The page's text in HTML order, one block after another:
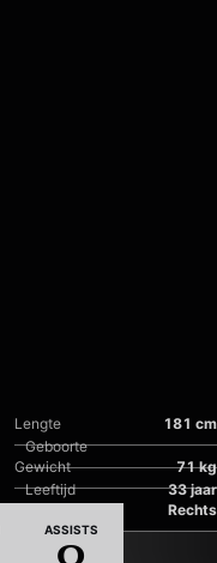
Lengte 181 cm
Gewicht 71 kg
Rechts
Geboorte
Leeftijd 33 jaar
ASSISTS